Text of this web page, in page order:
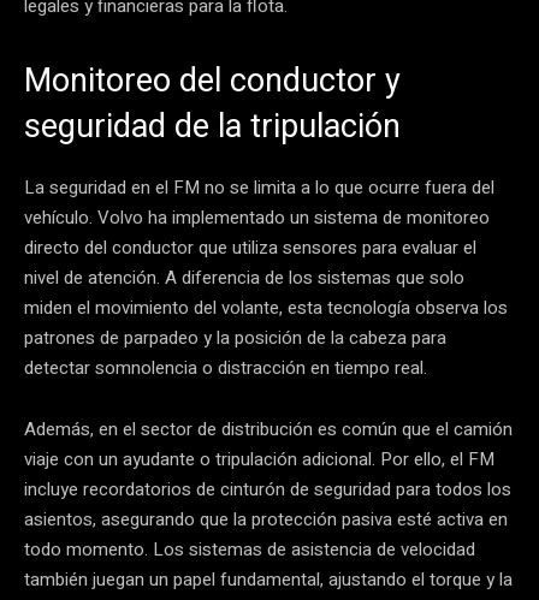
legales y financieras para la flota.
Monitoreo del conductor y
seguridad de la tripulación
La seguridad en el FM no se limita a lo que ocurre fuera del
vehículo. Volvo ha implementado un sistema de monitoreo
directo del conductor que utiliza sensores para evaluar el
nivel de atención. A diferencia de los sistemas que solo
miden el movimiento del volante, esta tecnología observa los
patrones de parpadeo y la posición de la cabeza para
detectar somnolencia o distracción en tiempo real.
Además, en el sector de distribución es común que el camión
viaje con un ayudante o tripulación adicional. Por ello, el FM
incluye recordatorios de cinturón de seguridad para todos los
asientos, asegurando que la protección pasiva esté activa en
todo momento. Los sistemas de asistencia de velocidad
también juegan un papel fundamental, ajustando el torque y la